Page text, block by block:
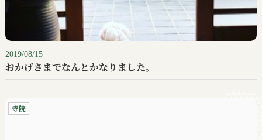
2019/08/15
おかげさまでなんとかなりました。
寺院